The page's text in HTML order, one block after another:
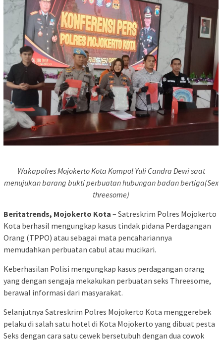
Wakapolres Mojokerto Kota Kompol Yuli Candra Dewi saat
menujukan barang bukti perbuatan hubungan badan bertiga(Sex
threesome)
Beritatrends, Mojokerto Kota – Satreskrim Polres Mojokerto
Kota berhasil mengungkap kasus tindak pidana Perdagangan
Orang (TPPO) atau sebagai mata pencahariannya
memudahkan perbuatan cabul atau mucikari.
Keberhasilan Polisi mengungkap kasus perdagangan orang
yang dengan sengaja mekakukan perbuatan seks Threesome,
berawal informasi dari masyarakat.
Selanjutnya Satreskrim Polres Mojokerto Kota menggerebek
pelaku di salah satu hotel di Kota Mojokerto yang dibuat pesta
Seks dengan cara satu cewek bersetubuh dengan dua cowok